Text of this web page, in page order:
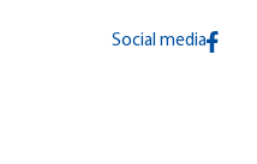
Social media